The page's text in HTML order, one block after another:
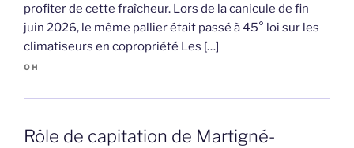
profiter de cette fraîcheur. Lors de la canicule de fin
juin 2026, le même pallier était passé à 45° loi sur les
climatiseurs en copropriété Les […]
OH
Rôle de capitation de Martigné-